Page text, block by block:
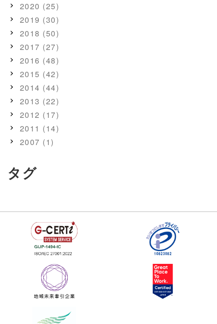
2020 (25)
2019 (30)
2018 (50)
2017 (27)
2016 (48)
2015 (42)
2014 (44)
2013 (22)
2012 (17)
2011 (14)
2007 (1)
タグ